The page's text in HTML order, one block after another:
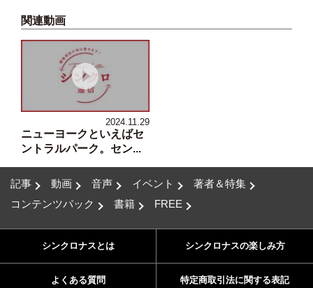
関連動画
2024.11.29
ニューヨークといえばセ
ントラルパーク。セン...
記事 動画 音声 イベント
著者＆特集
コンテンツパック
書籍 FREE
シンクロナスとは シンクロナスの楽しみ方
よくある質問 特定商取引法に関する表記